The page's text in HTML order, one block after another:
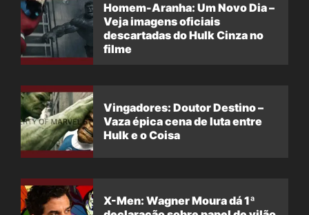
Homem-Aranha: Um Novo Dia –
Veja imagens oficiais
descartadas do Hulk Cinza no
filme
Vingadores: Doutor Destino –
Vaza épica cena de luta entre
Hulk e o Coisa
X-Men: Wagner Moura dá 1ª